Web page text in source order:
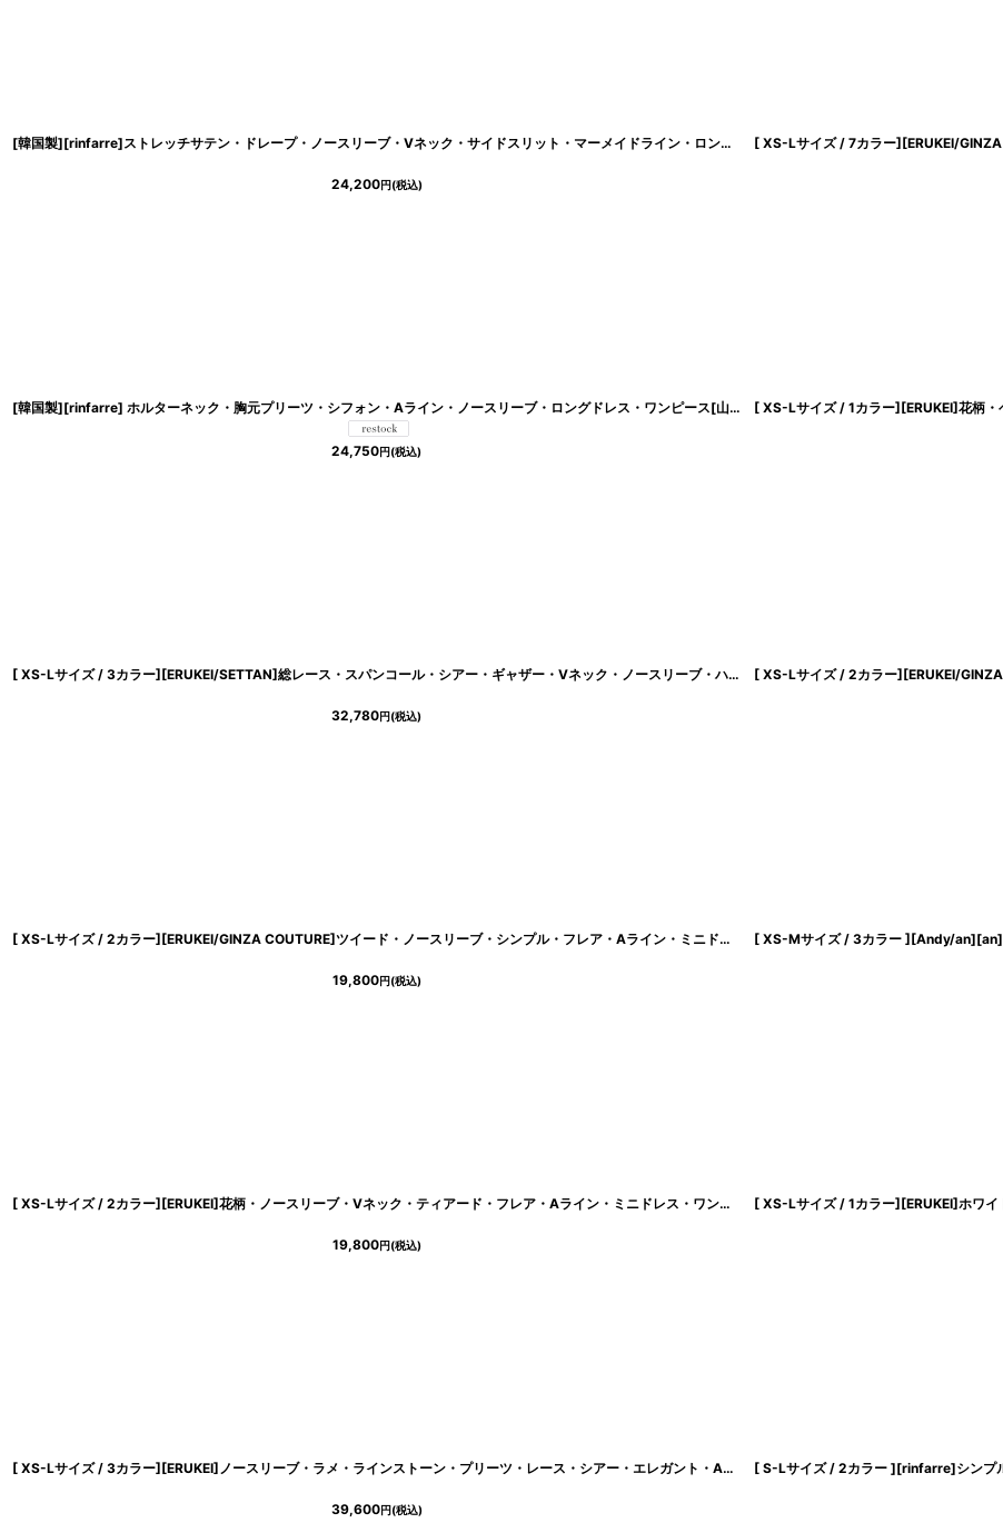
[韓国製][rinfarre]ストレッチサテン・ドレープ・ノースリーブ・Vネック・サイドスリット・マーメイドライン・ロングドレス・ワンピース[山崎みどり着用][送料無料]mybk
24,200円(税込)
[韓国製][rinfarre] ホルターネック・胸元プリーツ・シフォン・Aライン・ノースリーブ・ロングドレス・ワンピース[山崎みどり・薗田杏奈ちゃん着用]《送料＆代引き手数料無料》myrd
24,750円(税込)
[ XS-Lサイズ / 3カラー][ERUKEI/SETTAN]総レース・スパンコール・シアー・ギャザー・Vネック・ノースリーブ・ハイウエスト・タイト・マーメイド・ロングドレス[送料無料]
32,780円(税込)
[ XS-Lサイズ / 2カラー][ERUKEI/GINZA COUTURE]ツイード・ノースリーブ・シンプル・フレア・Aライン・ミニドレス・ワンピース[送料無料] [lk-c25343]
19,800円(税込)
[ XS-Lサイズ / 2カラー][ERUKEI]花柄・ノースリーブ・Vネック・ティアード・フレア・Aライン・ミニドレス・ワンピース[送料無料] [lk-e25125]
19,800円(税込)
[ XS-Lサイズ / 3カラー][ERUKEI]ノースリーブ・ラメ・ラインストーン・プリーツ・レース・シアー・エレガント・Aライン・ロングドレス[送料無料] [lk-s37109]
39,600円(税込)